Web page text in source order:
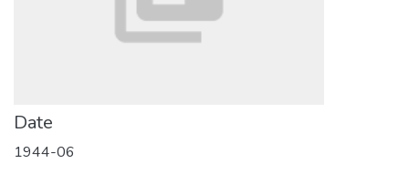
Date
1944-06